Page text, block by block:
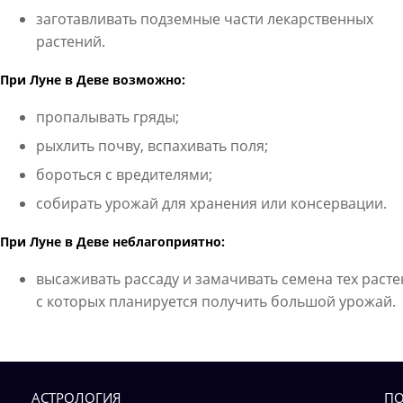
заготавливать подземные части лекарственных
растений.
При Луне в Деве возможно:
пропалывать гряды;
рыхлить почву, вспахивать поля;
бороться с вредителями;
собирать урожай для хранения или консервации.
При Луне в Деве неблагоприятно:
высаживать рассаду и замачивать семена тех
с которых планируется получить большой урожай.
АСТРОЛОГИЯ